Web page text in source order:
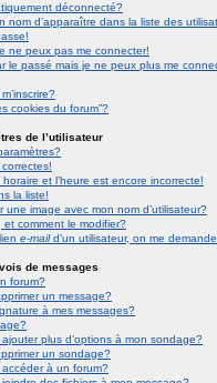
déconnecté?
nom d’apparaître dans la liste des
ne peux pas me connecter!
le passé mais je ne peux plus me
cookies du forum”?
de l’utilisateur
et l’heure est encore incorrecte!
la liste!
une image avec mon nom d’utilisateur?
et comment le modifier?
e-maild’un utilisateur, on me
de messages
forum?
un message?
à mes messages?
plus d’options à mon sondage?
un sondage?
à un forum?